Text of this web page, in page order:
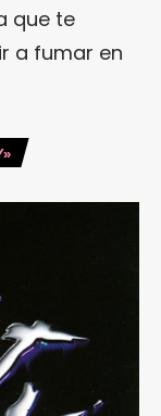
que te
a fumar en